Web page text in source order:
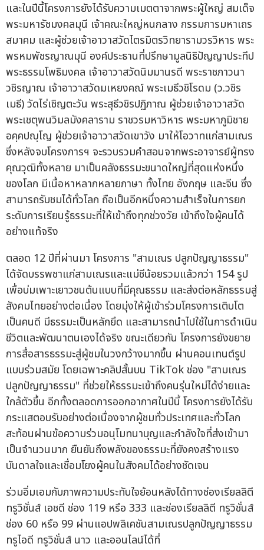
และในปีนี้โครงการยังได้รับความเมตตาจากพระผู้ใหญ่ สมเด็จ
พระมหารัชมงคลมุนี เจ้าคณะใหญ่หนกลาง กรรมการมหาเถร
สมาคม และผู้ช่วยเจ้าอาวาสวัดไตรมิตรวิทยารามวรวิหาร พระ
พรหมพัชรญาณมุนี องค์ประธานที่ปรึกษามูลนิธิปัญญาประทีป
พระธรรมโพธิมงคล เจ้าอาวาสวัดนิมมานรดี พระราชภาวนา
วชิรญาณ เจ้าอาวาสวัดมเหยงคณ์ พระเมธีวชิโรดม (ว.วชิร
เมธี) วัดไร่เชิญตะวัน พระสุธีวชิรปฏิภาณ ผู้ช่วยเจ้าอาวาสวัด
พระเชตุพนวิมลมังคลาราม ราชวรมหาวิหาร พระมหาภูมิชาย
อคฺคปญฺโญ ผู้ช่วยเจ้าอาวาสวัดเขาวัง มาให้โอวาทแก่สามเณร
ซึ่งหลังจบโครงการฯ จะรวบรวมคำสอนจากพระอาจารย์ผู้ทรง
คุณวุฒิทั้งหลาย มาเป็นคลังธรรมะขนาดใหญ่ที่สุดแห่งหนึ่ง
ของโลก มีเนื้อหาหลากหลายภาษา ทั้งไทย อังกฤษ และจีน ซึ่ง
สามารถรับชมได้ทั่วโลก ถือเป็นอีกหนึ่งความสำเร็จในการยก
ระดับการเรียนรู้ธรรมะที่ให้เข้าถึงทุกช่วงวัย เข้าถึงใจผู้คนได้
อย่างแท้จริง
ตลอด 12 ปีที่ผ่านมา โครงการ "สามเณร ปลูกปัญญาธรรม"
ได้จัดบรรพชาแก่สามเณรและแม่ชีน้อยรวมแล้วกว่า 154 รูป
เพื่อบ่มเพาะเยาวชนต้นแบบที่มีคุณธรรม และส่งต่อหลักธรรมสู่
สังคมไทยอย่างต่อเนื่อง โดยมุ่งให้ผู้เข้าร่วมโครงการเติบโต
เป็นคนดี มีธรรมะเป็นหลักยึด และสามารถนำไปใช้ในการดำเนิน
ชีวิตและพัฒนาตนเองได้จริง ขณะเดียวกัน โครงการยังขยาย
การสื่อสารธรรมะสู่ผู้ชมในวงกว้างมากขึ้น ผ่านคอนเทนต์รูป
แบบร่วมสมัย โดยเฉพาะคลิปสั้นบน TikTok ช่อง "สามเณร
ปลูกปัญญาธรรม" ที่ช่วยให้ธรรมะเข้าถึงคนรุ่นใหม่ได้ง่ายและ
ใกล้ตัวขึ้น อีกทั้งตลอดการออกอากาศในปีนี้ โครงการยังได้รับ
กระแสตอบรับอย่างต่อเนื่องจากผู้ชมทั่วประเทศและทั่วโลก
สะท้อนผ่านข้อความร่วมอนุโมทนาบุญและกำลังใจที่ส่งเข้ามา
เป็นจำนวนมาก ยืนยันถึงพลังของธรรมะที่ยังคงสร้างแรง
บันดาลใจและเชื่อมโยงผู้คนในสังคมได้อย่างชัดเจน
ร่วมอิ่มเอมกับภาพความประทับใจย้อนหลังได้ทางช่องเรียลลิตี
ทรูวิชั่นส์ เอชดี ช่อง 119 หรือ 333 และช่องเรียลลิตี ทรูวิชั่นส์
ช่อง 60 หรือ 99 ผ่านแอปพลิเคชันสามเณรปลูกปัญญาธรรม
ทรูไอดี ทรูวิชั่นส์ นาว และออนไลน์ได้ที่